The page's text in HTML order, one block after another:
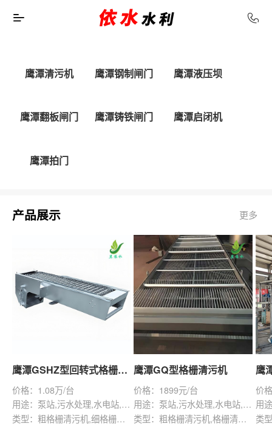
鹰潭清污机 鹰潭钢制闸门 鹰潭液压坝
鹰潭翻板闸门 鹰潭铸铁闸门 鹰潭启闭机
鹰潭拍门
产品展示 更多
鹰潭GSHZ型回转式格栅除污机
价格：1.08万/台
用途：泵站,污水处理,水电站,自来水厂,渠道,水产养殖,化工,纺织,给排水工程
类型：粗格栅清污机,细格栅清污机,格栅清污机,回转式清污机
鹰潭GQ型格栅清污机
价格：1899元/台
用途：泵站,污水处理,水电站,自来水厂,给排水工程
类型：粗格栅清污机,格栅清污机,回转式清污机
价